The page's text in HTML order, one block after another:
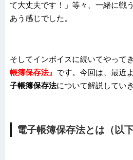
て大丈夫です！」等々、一緒に戦
あう感じでした。
そしてインボイスに続いてやって
帳簿保存法』 です。今回は、最近
子帳簿保存法について解説してい
電子帳簿保存法とは（以